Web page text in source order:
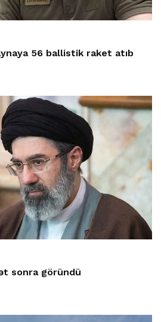
56 ballistik raket atıb
sonra göründü